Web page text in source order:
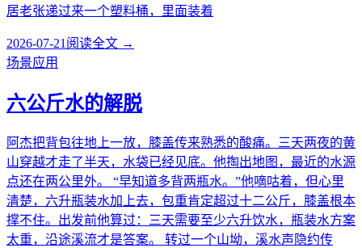
居老张递过来一个塑料桶，里面装着
2026-07-21 阅读全文 →
场景应用
六公斤水的解脱
阿杰把背包往地上一放，膝盖传来熟悉的酸痛。三天两夜的黄
山穿越才走了半天，水袋已经见底。他掏出地图，最近的水源
点还在两公里外。 “早知道多背两瓶水。”他嘀咕着，但心里
清楚，六升瓶装水加上去，包重肯定超过十二公斤，膝盖根本
撑不住。出发前他算过：三天需要至少六升饮水，瓶装水方案
太重，沿途溪流才是答案。 转过一个山坳，溪水声隐约传